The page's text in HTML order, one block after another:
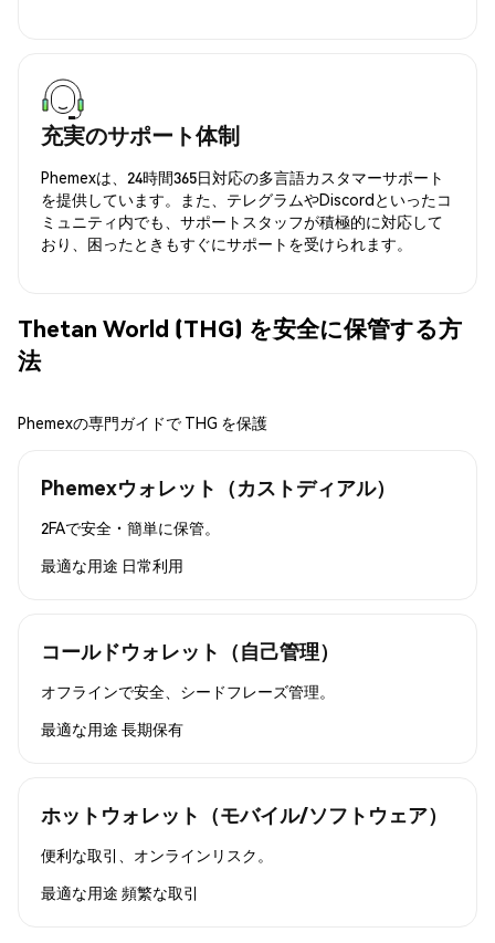
充実のサポート体制
Phemexは、24時間365日対応の多言語カスタマーサポート
を提供しています。また、テレグラムやDiscordといったコ
ミュニティ内でも、サポートスタッフが積極的に対応して
おり、困ったときもすぐにサポートを受けられます。
Thetan World (THG) を安全に保管する方
法
Phemexの専門ガイドで THG を保護
Phemexウォレット（カストディアル）
2FAで安全・簡単に保管。
最適な用途 日常利用
コールドウォレット（自己管理）
オフラインで安全、シードフレーズ管理。
最適な用途 長期保有
ホットウォレット（モバイル/ソフトウェア）
便利な取引、オンラインリスク。
最適な用途 頻繁な取引